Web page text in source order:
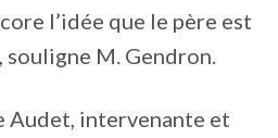
l’idée que le père est
souligne M. Gendron.
Audet, intervenante et